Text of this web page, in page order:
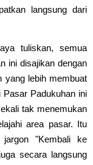
langsung dari
tuliskan, semua
ini disajikan dengan
yang lebih membuat
Padukuhan ini
tak menemukan
area pasar. Itu
jargon "Kembali ke
secara langsung